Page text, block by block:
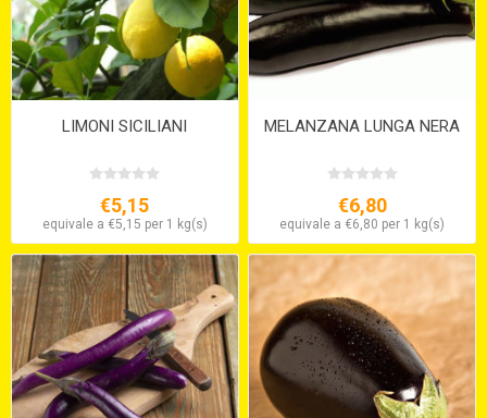
LIMONI SICILIANI
€5,15
equivale a €5,15 per 1 kg(s)
MELANZANA LUNGA NERA
€6,80
equivale a €6,80 per 1 kg(s)